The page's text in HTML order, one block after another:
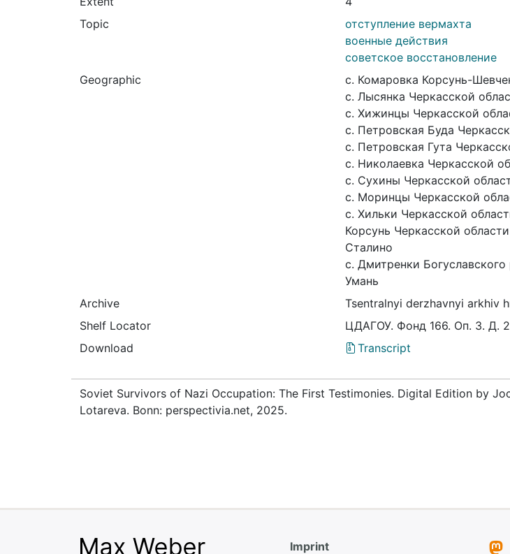
Topic
отступление вермахта
военные действия
советское восстановление
Geographic
с. Комаровка Корсунь-
с. Лысянка Черкасской
с. Хижинцы Черкасской
с. Петровская Буда
с. Петровская Гута
с. Николаевка Черкасской
с. Сухины Черкасской
с. Моринцы Черкасской
с. Хильки Черкасской
Корсунь Черкасской области
Сталино
с. Дмитренки
Умань
Archive
Tsentralnyi derzhavnyi arkhiv
Shelf Locator
ЦДАГОУ. Фонд 166. Оп. 3. Д.
Download
Transcript
Soviet Survivors of Nazi Occupation: The First Testimonies. Digital Edition by
Lotareva. Bonn: perspectivia.net, 2025.
Imprint